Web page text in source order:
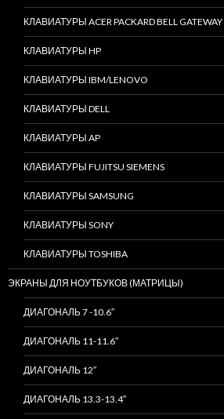
КЛАВИАТУРЫ ACER PACKARD BELL GATEWAY
КЛАВИАТУРЫ HP
КЛАВИАТУРЫ IBM/LENOVO
КЛАВИАТУРЫ DELL
КЛАВИАТУРЫ AP
КЛАВИАТУРЫ FUJITSU SIEMENS
КЛАВИАТУРЫ SAMSUNG
КЛАВИАТУРЫ SONY
КЛАВИАТУРЫ TOSHIBA
ЭКРАНЫ ДЛЯ НОУТБУКОВ (МАТРИЦЫ)
ДИАГОНАЛЬ 7 -10.6″
ДИАГОНАЛЬ 11-11.6″
ДИАГОНАЛЬ 12″
ДИАГОНАЛЬ 13.3-13.4″